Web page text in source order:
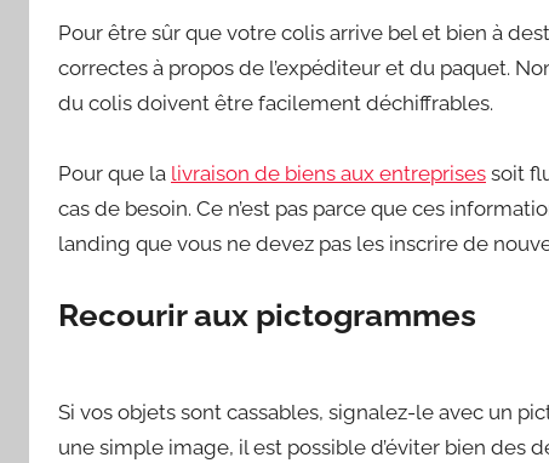
Pour être sûr que votre colis arrive bel et bien à
correctes à propos de l’expéditeur et du paquet.
du colis doivent être facilement déchiffrables.
Pour que la livraison de biens aux entreprises soit
cas de besoin. Ce n’est pas parce que ces
landing que vous ne devez pas les inscrire de
Recourir aux pictogrammes
Si vos objets sont cassables, signalez-le avec un
une simple image, il est possible d’éviter bien des